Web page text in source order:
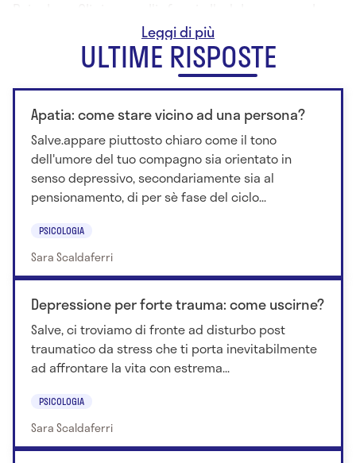
famiglia c/o Ospedale Pediatrico Bambino Gesù
Tutor d'aula c/o "Il Piccolo Principe"Soc. Coop.
Sociale ONLUS
Coordinatrice Territoriale c/o"Il Piccolo Principe"
Soc. Coop. Sociale ONLUS per servizio Tagesmutter
Docente esperto Terza Area c/o Istituto Superiore
"A.Diaz"
Tutor d'aula c/o Service Lazio 2000
Psicologa Ail-associazione italiana contro le
leucemie-linfomi e mieloma
ULTIME RISPOSTE
Apatia: come stare vicino ad una persona?
Salve.appare piuttosto chiaro come il tono
dell'umore del tuo compagno sia orientato in
senso depressivo, secondariamente sia al
pensionamento, di per sè fase del ciclo...
PSICOLOGIA
Sara Scaldaferri
Depressione per forte trauma: come uscirne?
Salve, ci troviamo di fronte ad disturbo post
traumatico da stress che ti porta inevitabilmente
ad affrontare la vita con estrema...
PSICOLOGIA
Sara Scaldaferri